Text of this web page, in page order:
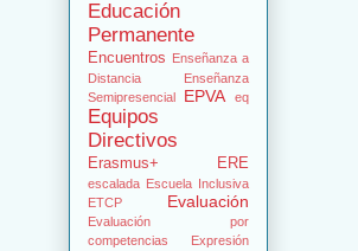
Educación
Permanente
Encuentros Enseñanza a
Distancia
Enseñanza
Semipresencial
EPVA eq
Equipos
Directivos
Erasmus+ ERE
escalada Escuela Inclusiva
ETCP
Evaluación
Evaluación por
competencias
Expresión